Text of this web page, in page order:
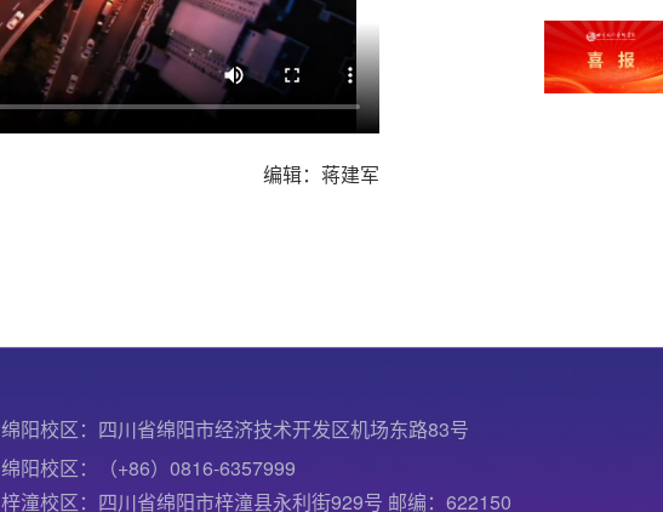
编辑：蒋建军
绵阳校区：四川省绵阳市经济技术开发区机场东路83号
绵阳校区：（+86）0816-6357999
梓潼校区：四川省绵阳市梓潼县永利街929号 邮编：622150